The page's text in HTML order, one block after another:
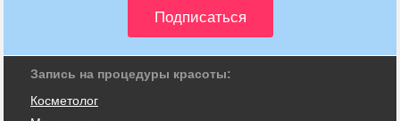
Запись на процедуры красоты:
Косметолог